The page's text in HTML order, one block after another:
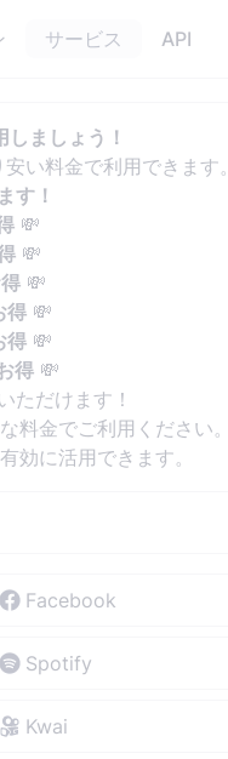
サービス API
ましょう！
い料金で利用できます。
す！
💸
💸
💸
得💸
得 💸
得 💸
ただけます！
料金でご利用ください。
効に活用できます。
Facebook
Spotify
Kwai